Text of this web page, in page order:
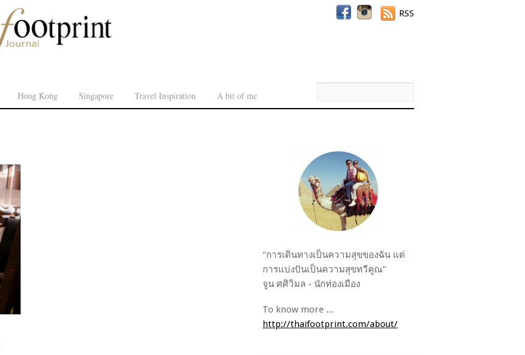
Hong Kong Singapore Travel Inspiration A bit of me
RSS
"การเดินทางเป็นความสุขของฉัน แต่
การแบ่งปันเป็นความสุขทวีคูณ"
จูน ศศิวิมล - นักท่องเมือง
To know more ...
http://thaifootprint.com/about/